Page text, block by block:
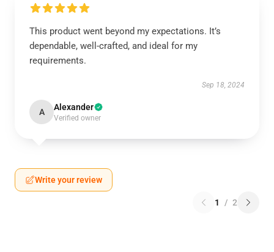
This product went beyond my expectations. It’s
dependable, well-crafted, and ideal for my
requirements.
Sep 18, 2024
A Alexander
Verified owner
Write your review
1 / 2